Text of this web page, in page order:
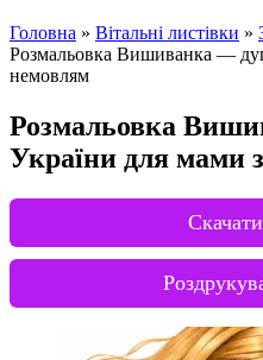
Головна » Вітальні листівки »
Розмальовка Вишиванка —
немовлям
Розмальовка
України для мами